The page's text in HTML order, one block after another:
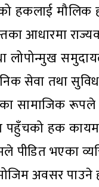
हकलाई
आधारमा
सेवा तथा
सामाजिक
पहुँचको हक
पीडित भएका
अवसर